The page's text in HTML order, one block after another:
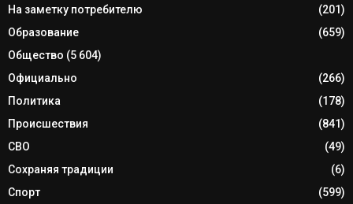
На заметку потребителю
(201)
Образование
(659)
Общество (5 604)
Официально
(266)
Политика
(178)
Происшествия
(841)
СВО
(49)
Сохраняя традиции
(6)
Спорт
(599)